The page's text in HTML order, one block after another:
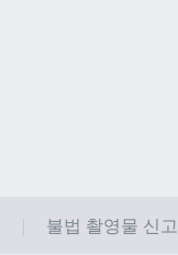
불법 촬영물 신고